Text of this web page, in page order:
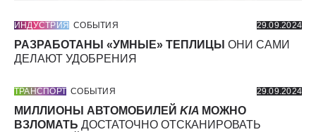
ИНДУСТРИЯ СОБЫТИЯ 29.09.2024
РАЗРАБОТАНЫ «УМНЫЕ» ТЕПЛИЦЫ ОНИ САМИ
ДЕЛАЮТ УДОБРЕНИЯ
ТРАНСПОРТ СОБЫТИЯ 29.09.2024
МИЛЛИОНЫ АВТОМОБИЛЕЙ KIA МОЖНО
ВЗЛОМАТЬ ДОСТАТОЧНО ОТСКАНИРОВАТЬ